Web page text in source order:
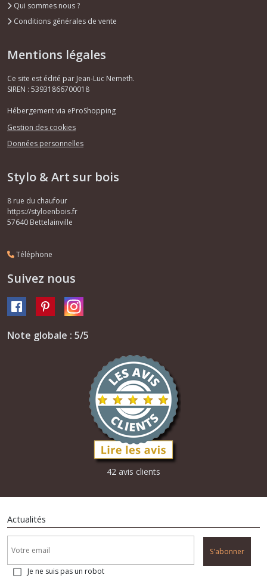
Qui sommes nous ?
Conditions générales de vente
Mentions légales
Ce site est édité par Jean-Luc Nemeth.
SIREN : 53931866700018
Hébergement via eProShopping
Gestion des cookies
Données personnelles
Stylo & Art sur bois
8 rue du chaufour
https://styloenbois.fr
57640 Bettelainville
Téléphone
Suivez nous
Note globale : 5/5
42 avis clients
Actualités
S'abonner
Je ne suis pas un robot